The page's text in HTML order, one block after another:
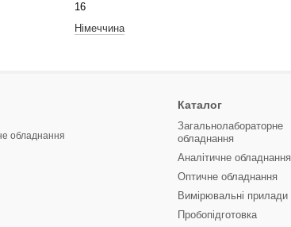
16
Німеччина
обладнання
Каталог
Загальнолабораторне
обладнання
Аналітичне обладнання
Оптичне обладнання
Вимірювальні прилади
Пробопідготовка